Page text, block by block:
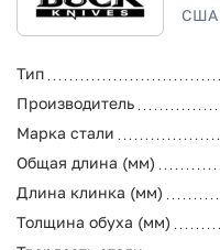
США
Тип
Производитель
Марка стали
Общая длина (мм)
Длина клинка (мм)
Толщина обуха (мм)